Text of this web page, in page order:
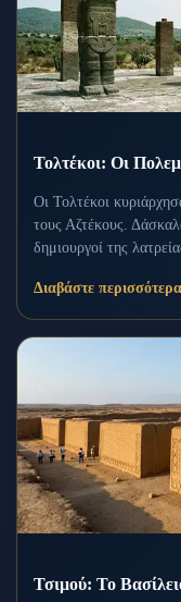
Τολτέκοι: Οι
Οι Τολτέκοι
τους Αζτέκους.
δημιουργοί της
Διαβάστε περισσότερα
Τσιμού: Το